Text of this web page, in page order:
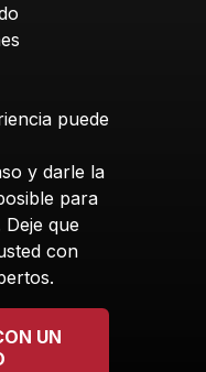
puede
y darle la
para
que
con
UN